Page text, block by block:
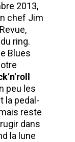
2013,
chef Jim
ring.
Blues
peu les
la pedal-
reste
dans
la lune